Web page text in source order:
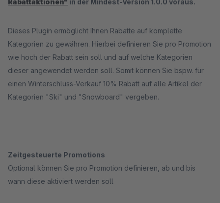
Rabattaktionen" in der Mindest-Version 1.0.0 voraus.
Dieses Plugin ermöglicht Ihnen Rabatte auf komplette
Kategorien zu gewähren. Hierbei definieren Sie pro Promotion
wie hoch der Rabatt sein soll und auf welche Kategorien
dieser angewendet werden soll. Somit können Sie bspw. für
einen Winterschluss-Verkauf 10% Rabatt auf alle Artikel der
Kategorien "Ski" und "Snowboard" vergeben.
Zeitgesteuerte Promotions
Optional können Sie pro Promotion definieren, ab und bis
wann diese aktiviert werden soll